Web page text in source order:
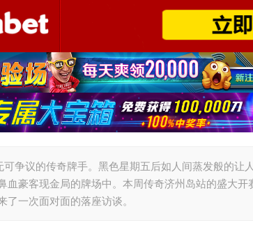
可争议的传奇牌手。黑色星期五后如人间蒸发般的让
血豪客现金局的牌场中。本周传奇济州岛站的盛大
了一次面对面的落座访谈。